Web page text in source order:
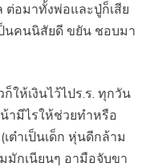
ต่อมาทั้งพ่อและปู่ก็เสีย
นคนนิสัยดี ขยัน ชอบมา
ให้เงินไว้ไปร.ร. ทุกวัน
ามีไรให้ช่วยทำหรือ
ต๋าเป็นเด็ก หุ่นดีกล้าม
มักเนียนๆ อามือจับขา